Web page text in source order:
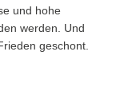
und hohe
werden. Und
geschont.